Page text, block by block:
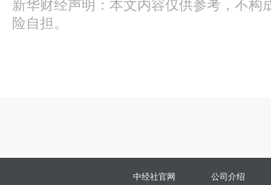
新华财经声明：本文内容仅供参考，不构
险自担。
中经社官网 公司介绍